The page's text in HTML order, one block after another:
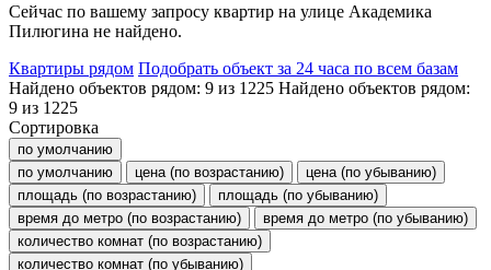
Сейчас по вашему запросу квартир на улице Академика
Пилюгина не найдено.
Квартиры рядом Подобрать объект за 24 часа по всем базам
Найдено объектов рядом: 9 из 1225 Найдено объектов рядом:
9 из 1225
Сортировка
по умолчанию
по умолчанию
цена (по возрастанию)
цена (по убыванию)
площадь (по возрастанию)
площадь (по убыванию)
время до метро (по возрастанию)
время до метро (по убыванию)
количество комнат (по возрастанию)
количество комнат (по убыванию)